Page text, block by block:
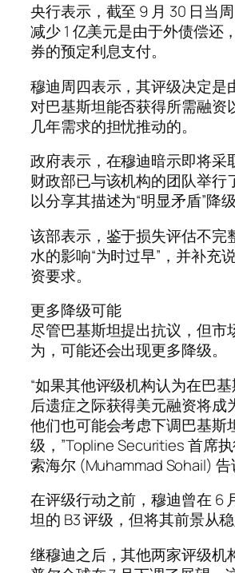
央行表示，截至 9 月 30 日当
减少 1 亿美元是由于外债偿还
券的预定利息支付。
穆迪周四表示，其评级决定是
对巴基斯坦能否获得所需融资
几年需求的担忧推动的。
政府表示，在穆迪暗示即将采
财政部已与该机构的团队举行
以分享其描述为“明显矛盾”降级
该部表示，鉴于损失评估不完
水的影响“为时过早”，并补充
资要求。
更多降级可能
尽管巴基斯坦提出抗议，但市
为，可能还会出现更多降级。
“如果其他评级机构认为在巴
后遗症之际获得美元融资将成
他们也可能会考虑下调巴基斯
级，”Topline Securities 首席
索海尔 (Muhammad Sohail) 告
在评级行动之前，穆迪曾在 6
坦的 B3 评级，但将其前景从稳
继穆迪之后，其他两家评级机